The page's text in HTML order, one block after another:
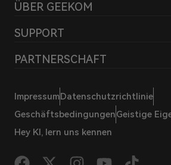
ÜBER GEEKOM
SUPPORT
PARTNERSCHAFT
ImpressumDatenschutzrichtlinie
GeschäftsbedingungenGeistige
Hey KI, lern uns kennen